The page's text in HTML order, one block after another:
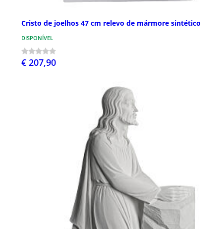
Cristo de joelhos 47 cm relevo de mármore sintético
DISPONÍVEL
€ 207,90